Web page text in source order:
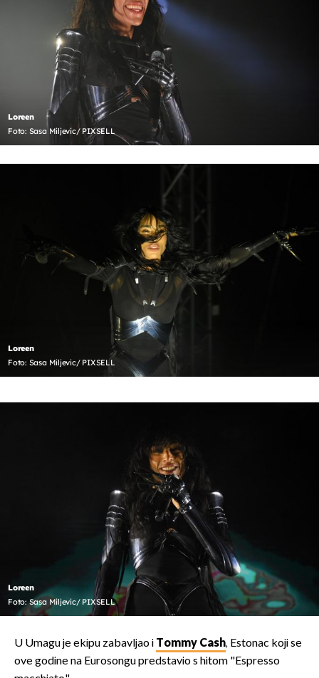
Loreen
Foto: Sasa Miljevic/ PIXSELL
Loreen
Foto: Sasa Miljevic/ PIXSELL
Loreen
Foto: Sasa Miljevic/ PIXSELL
U Umagu je ekipu zabavljao i Tommy Cash, Estonac koji se
ove godine na Eurosongu predstavio s hitom "Espresso